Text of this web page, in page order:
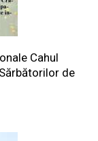
Cahul
de